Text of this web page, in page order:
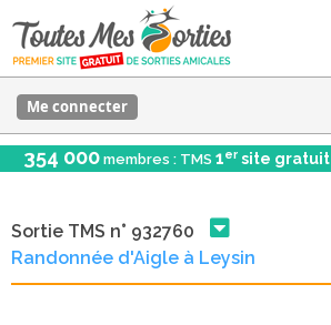
Me connecter
354 000 membres : TMS 1er site gratuit
Sortie TMS n° 932760
Randonnée d'Aigle à Leysin